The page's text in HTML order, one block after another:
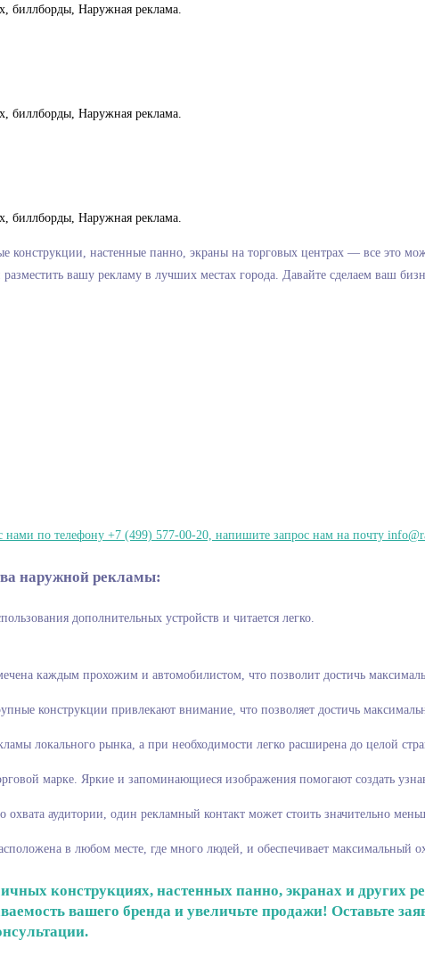
настенные панно, экраны на торговых центрах — все это
вашу рекламу в лучших местах города. Давайте сделаем ваш
нами по телефону +7 (499) 577-00-20, напишите запрос нам на почту
наружной рекламы:
клиентов. Она не требует
каждым прохожим и автомобилистом, что позволит достичь
конструкции привлекают внимание, что позволяет достичь
локального рынка, а при необходимости легко расширена до целой
марке. Яркие и запоминающиеся изображения помогают создать
аудитории, один рекламный контакт может стоить значительно
в любом месте, где много людей, и обеспечивает максимальный
конструкциях, настенных панно, экранах и других
вашего бренда и увеличьте продажи! Оставьте